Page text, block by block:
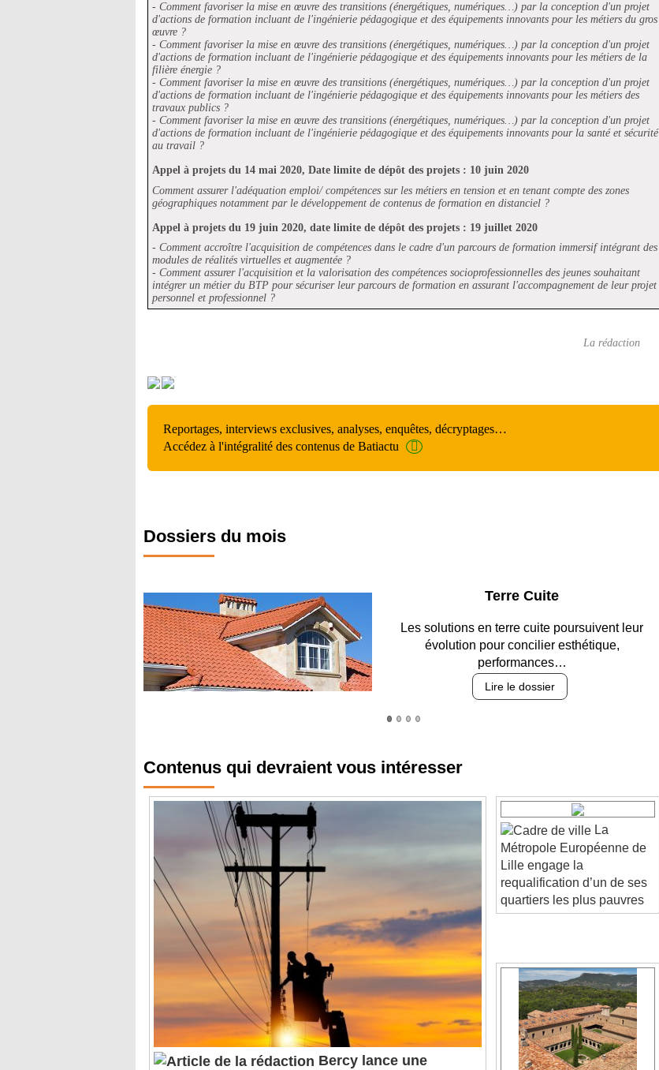
- Comment favoriser la mise en œuvre des transitions (énergétiques, numériques…) par la conception d'un projet
d'actions de formation incluant de l'ingénierie pédagogique et des équipements innovants pour les métiers du gros
œuvre ?
- Comment favoriser la mise en œuvre des transitions (énergétiques, numériques…) par la conception d'un projet
d'actions de formation incluant de l'ingénierie pédagogique et des équipements innovants pour les métiers de la
filière énergie ?
- Comment favoriser la mise en œuvre des transitions (énergétiques, numériques…) par la conception d'un projet
d'actions de formation incluant de l'ingénierie pédagogique et des équipements innovants pour les métiers des
travaux publics ?
- Comment favoriser la mise en œuvre des transitions (énergétiques, numériques…) par la conception d'un projet
d'actions de formation incluant de l'ingénierie pédagogique et des équipements innovants pour la santé et sécurité
au travail ?
Appel à projets du 14 mai 2020, Date limite de dépôt des projets : 10 juin 2020
Comment assurer l'adéquation emploi/ compétences sur les métiers en tension et en tenant compte des zones
géographiques notamment par le développement de contenus de formation en distanciel ?
Appel à projets du 19 juin 2020, date limite de dépôt des projets : 19 juillet 2020
- Comment accroître l'acquisition de compétences dans le cadre d'un parcours de formation immersif intégrant des
modules de réalités virtuelles et augmentée ?
- Comment assurer l'acquisition et la valorisation des compétences socioprofessionnelles des jeunes souhaitant
intégrer un métier du BTP pour sécuriser leur parcours de formation en assurant l'accompagnement de leur projet
personnel et professionnel ?
La rédaction
Reportages, interviews exclusives, analyses, enquêtes, décryptages…
Accédez à l'intégralité des contenus de Batiactu
Dossiers du mois
Parking et garages
Entre circulation, sécurisation des accès, durabilité
des revêtements et intégration…
Lire le dossier
Bercy lance une
mission sur l'électrification de l'industrie
Métropole Européenne de
Lille engage la
requalification d’un de ses
quartiers les plus pauvres